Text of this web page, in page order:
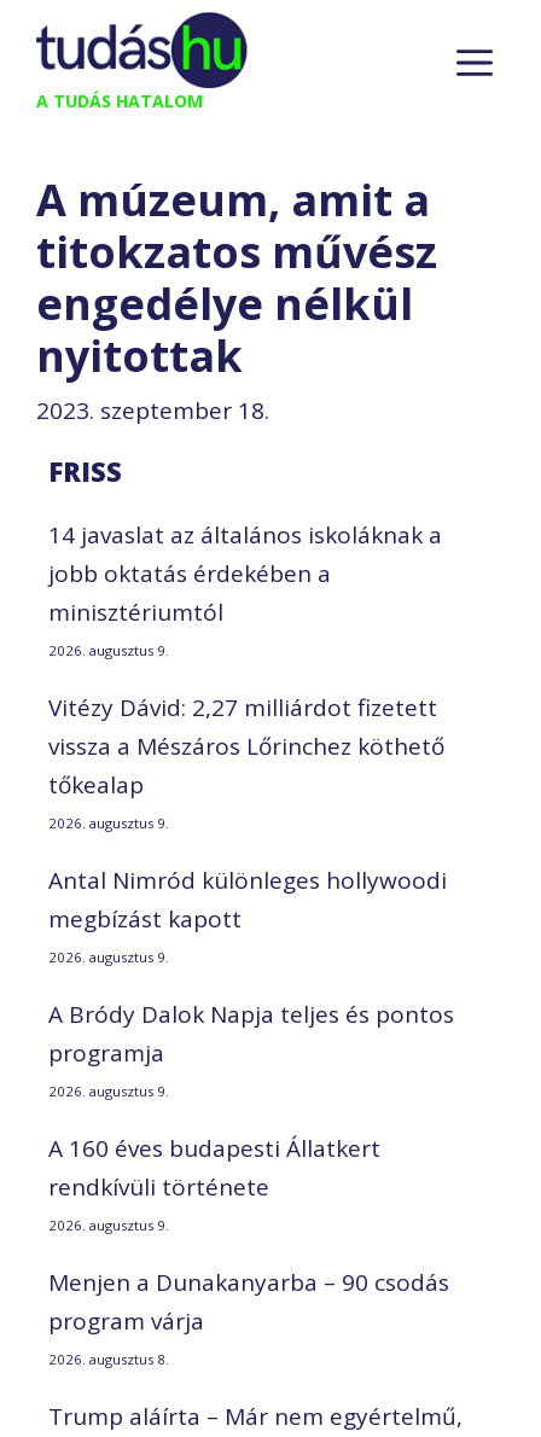
Kilépés
tartalomba
A TUDÁS HATALOM
A múzeum, amit a
titokzatos művész
engedélye nélkül
nyitottak
2023. szeptember 18.
FRISS
14 javaslat az általános iskoláknak a
jobb oktatás érdekében a
minisztériumtól
2026. augusztus 9.
Vitézy Dávid: 2,27 milliárdot fizetett
vissza a Mészáros Lőrinchez köthető
tőkealap
2026. augusztus 9.
Antal Nimród különleges hollywoodi
megbízást kapott
2026. augusztus 9.
A Bródy Dalok Napja teljes és pontos
programja
2026. augusztus 9.
A 160 éves budapesti Állatkert
rendkívüli története
2026. augusztus 9.
Menjen a Dunakanyarba – 90 csodás
program várja
2026. augusztus 8.
Trump aláírta – Már nem egyértelmű,